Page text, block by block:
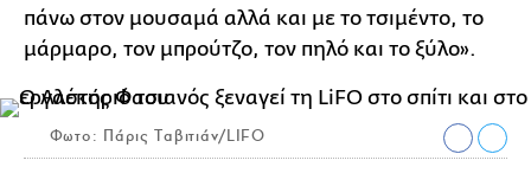
πάνω στον μουσαμά αλλά και με το τσιμέντο, το
μάρμαρο, τον μπρούτζο, τον πηλό και το ξύλο».
Φωτο: Πάρις Ταβιτιάν/LIFO